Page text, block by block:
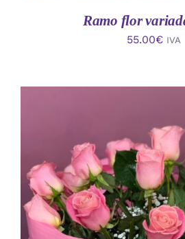
Ramo flor
55.00€ IVA
AÑADIR AL
DETALLES